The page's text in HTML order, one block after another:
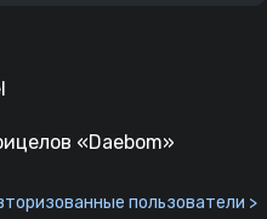
«Daebom»
пользователи >